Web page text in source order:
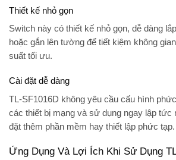
Thiết kế nhỏ gọn
Switch này có thiết kế nhỏ gọn, dễ dàng
hoặc gắn lên tường để tiết kiệm không
suất tối ưu.
Cài đặt dễ dàng
TL-SF1016D không yêu cầu cấu hình
các thiết bị mạng và sử dụng ngay lập tức
đặt thêm phần mềm hay thiết lập phức tạp.
Ứng Dụng Và Lợi Ích Khi Sử Dụng